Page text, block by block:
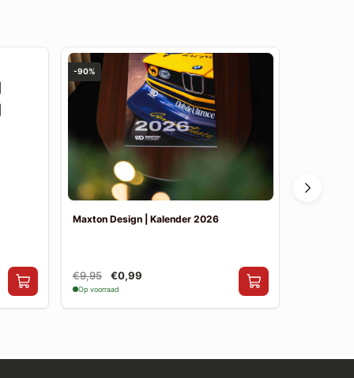
-90%
Maxton Design | Kalender 2026
€9,95 €0,99
Op voorraad